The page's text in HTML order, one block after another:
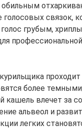
связок,
голос грубым,
более
влечет за
альвеол и
легких